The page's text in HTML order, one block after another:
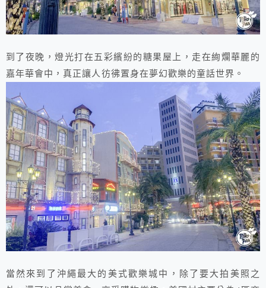
到了夜晚，燈光打在五彩繽紛的糖果屋上，走在絢爛華麗的
嘉年華會中，真正讓人彷彿置身在夢幻歡樂的童話世界。
當然來到了沖繩最大的美式歡樂城中，除了要大拍美照之